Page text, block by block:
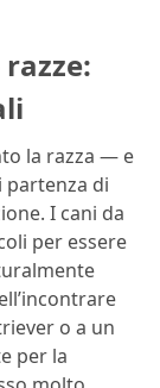
la razza — e
di
I cani da
per essere
o a un
per la